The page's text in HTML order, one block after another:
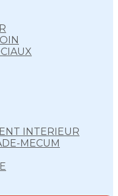
INTERIEUR
MECUM